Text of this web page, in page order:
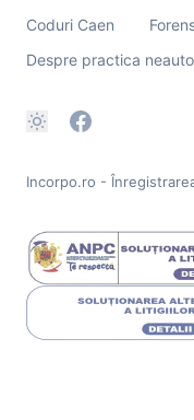
Coduri Caen
Despre practica
Incorpo.ro -